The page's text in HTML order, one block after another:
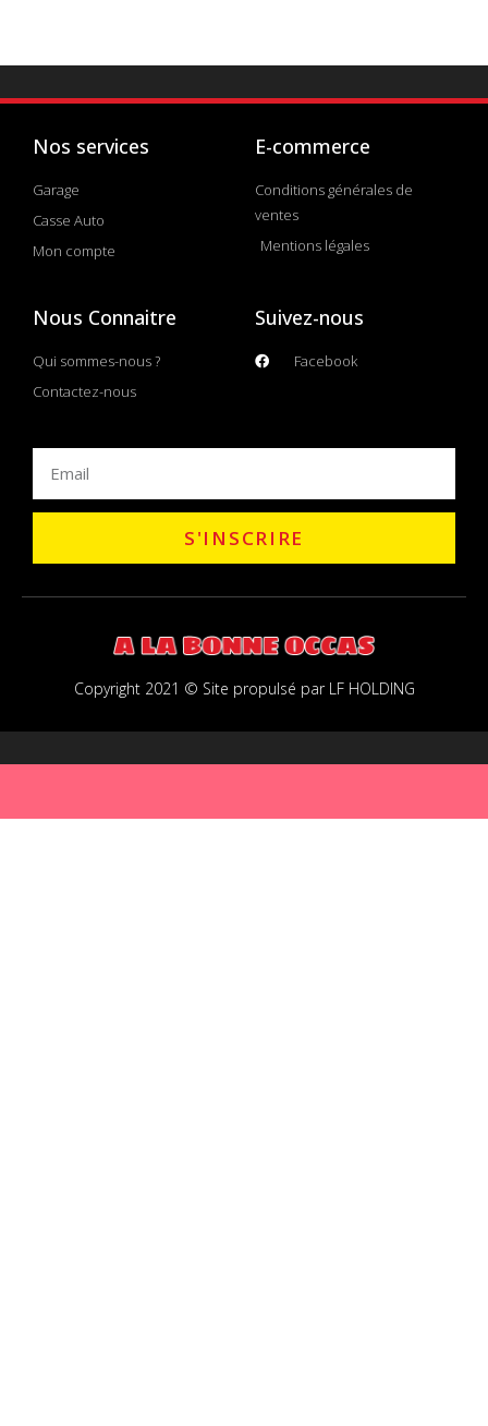
Nos services
Garage
Casse Auto
Mon compte
E-commerce
Conditions générales de
ventes
Mentions légales
Nous Connaitre
Qui sommes-nous ?
Contactez-nous
Suivez-nous
Facebook
S'INSCRIRE
Copyright 2021 © Site propulsé par LF HOLDING